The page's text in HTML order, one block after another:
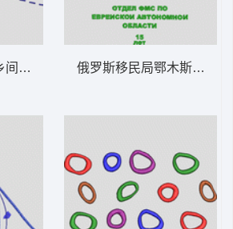
复古汽车行驶在乡间小路 卡通童装章标贴布